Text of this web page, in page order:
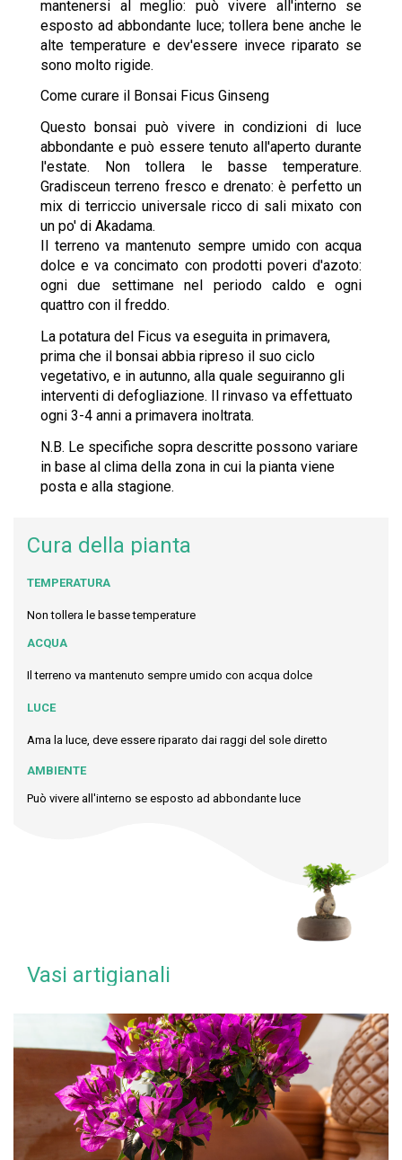
mantenersi al meglio: può vivere all'interno se
esposto ad abbondante luce; tollera bene anche le
alte temperature e dev'essere invece riparato se
sono molto rigide.
Come curare il Bonsai Ficus Ginseng
Questo bonsai può vivere in condizioni di luce
abbondante e può essere tenuto all'aperto durante
l'estate. Non tollera le basse temperature.
Gradisceun terreno fresco e drenato: è perfetto un
mix di terriccio universale ricco di sali mixato con
un po' di Akadama.
Il terreno va mantenuto sempre umido con acqua
dolce e va concimato con prodotti poveri d'azoto:
ogni due settimane nel periodo caldo e ogni
quattro con il freddo.
La potatura del Ficus va eseguita in primavera,
prima che il bonsai abbia ripreso il suo ciclo
vegetativo, e in autunno, alla quale seguiranno gli
interventi di defogliazione. Il rinvaso va effettuato
ogni 3-4 anni a primavera inoltrata.
N.B. Le specifiche sopra descritte possono variare
in base al clima della zona in cui la pianta viene
posta e alla stagione.
Cura della pianta
TEMPERATURA
Non tollera le basse temperature
ACQUA
Il terreno va mantenuto sempre umido con acqua dolce
LUCE
Ama la luce, deve essere riparato dai raggi del sole diretto
AMBIENTE
Può vivere all'interno se esposto ad abbondante luce
Vasi artigianali